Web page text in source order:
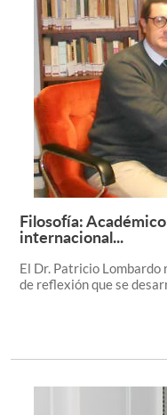
Filosofía:
internacional...
El Dr. Patricio Lombardo
de reflexión que se